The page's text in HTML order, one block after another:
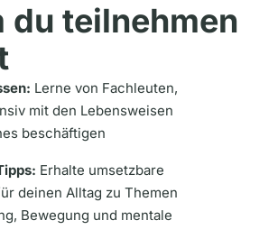
du teilnehmen
Lerne von Fachleuten,
mit den Lebensweisen
beschäftigen
Erhalte umsetzbare
deinen Alltag zu Themen
Bewegung und mentale